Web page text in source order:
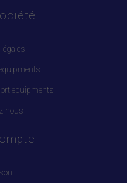
equipments
nous